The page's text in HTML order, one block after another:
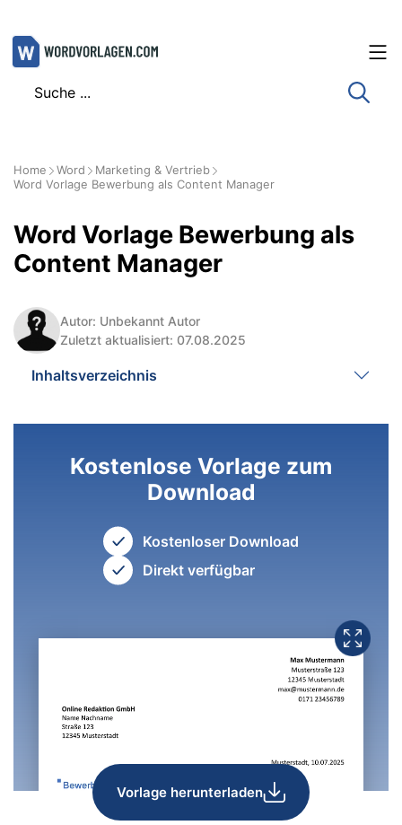
Zum
Inhalt
Home Word
Marketing & Vertrieb
Word Vorlage Bewerbung als Content Manager
Word Vorlage Bewerbung als
Content Manager
Autor: Unbekannt Autor
Zuletzt aktualisiert: 07.08.2025
Inhaltsverzeichnis
Kostenlose Vorlage zum
Download
Kostenloser Download
Direkt verfügbar
Vorlage herunterladen